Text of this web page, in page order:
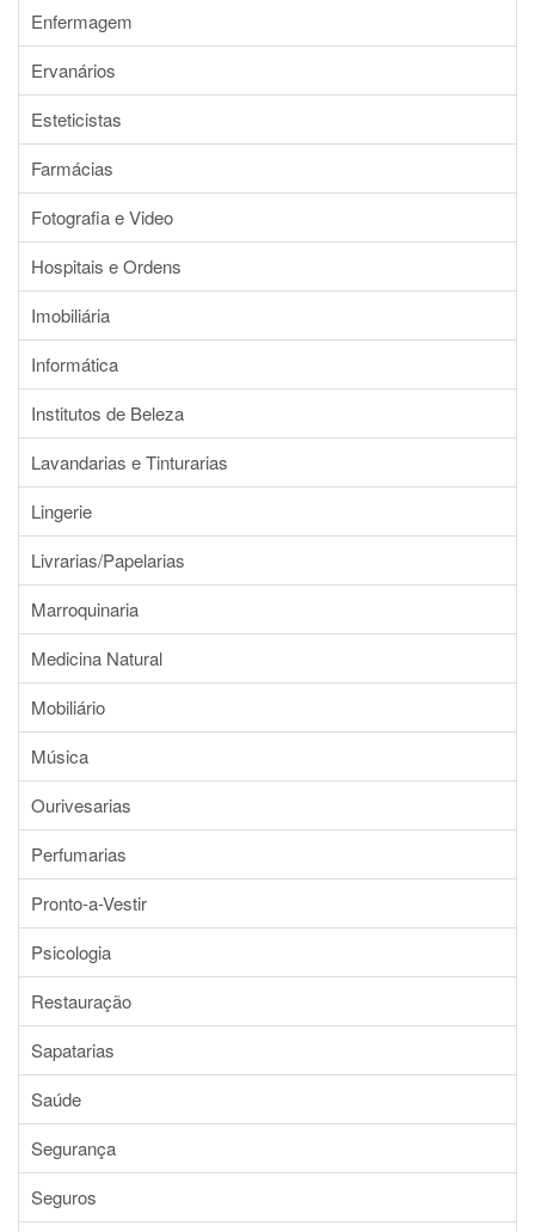
Enfermagem
Ervanários
Esteticistas
Farmácias
Fotografia e Video
Hospitais e Ordens
Imobiliária
Informática
Institutos de Beleza
Lavandarias e Tinturarias
Lingerie
Livrarias/Papelarias
Marroquinaria
Medicina Natural
Mobiliário
Música
Ourivesarias
Perfumarias
Pronto-a-Vestir
Psicologia
Restauração
Sapatarias
Saúde
Segurança
Seguros